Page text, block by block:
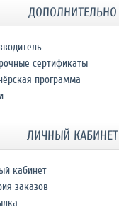
ДОПОЛНИТЕЛЬНО
сертификаты
программа
ЛИЧНЫЙ КАБИНЕТ
кабинет
заказов